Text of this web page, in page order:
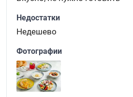
Недостатки
Недешево
Фотографии